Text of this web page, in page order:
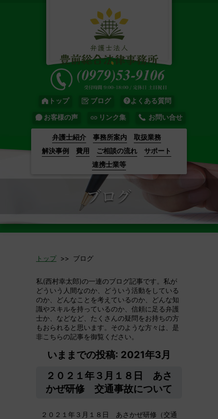
トップ ブログ よくある質問
お客様の声 リンク集 お問い合せ
弁護士紹介 事務所案内
取扱業務
解決事例
費用 ご相談の流れ
サポート
連携士業等
トップ>> ブログ
私(西村幸太郎)の一連のブログ記事です。私が
どういう人間なのか、どういう活動をしている
のか、どんなことを考えているのか、どんな知
識やスキルを持っているのか、信頼に足る弁護
士か、などなど、たくさんの疑問をお持ちの方
もおられると思います。そのような方々は、是
非こちらの記事を御覧ください。
いままでの投稿: 2021年3月
２０２１年３月１８日 あさ
かぜ研修 交通事故について
２０２１年３月１８日 あさかぜ研修（交通